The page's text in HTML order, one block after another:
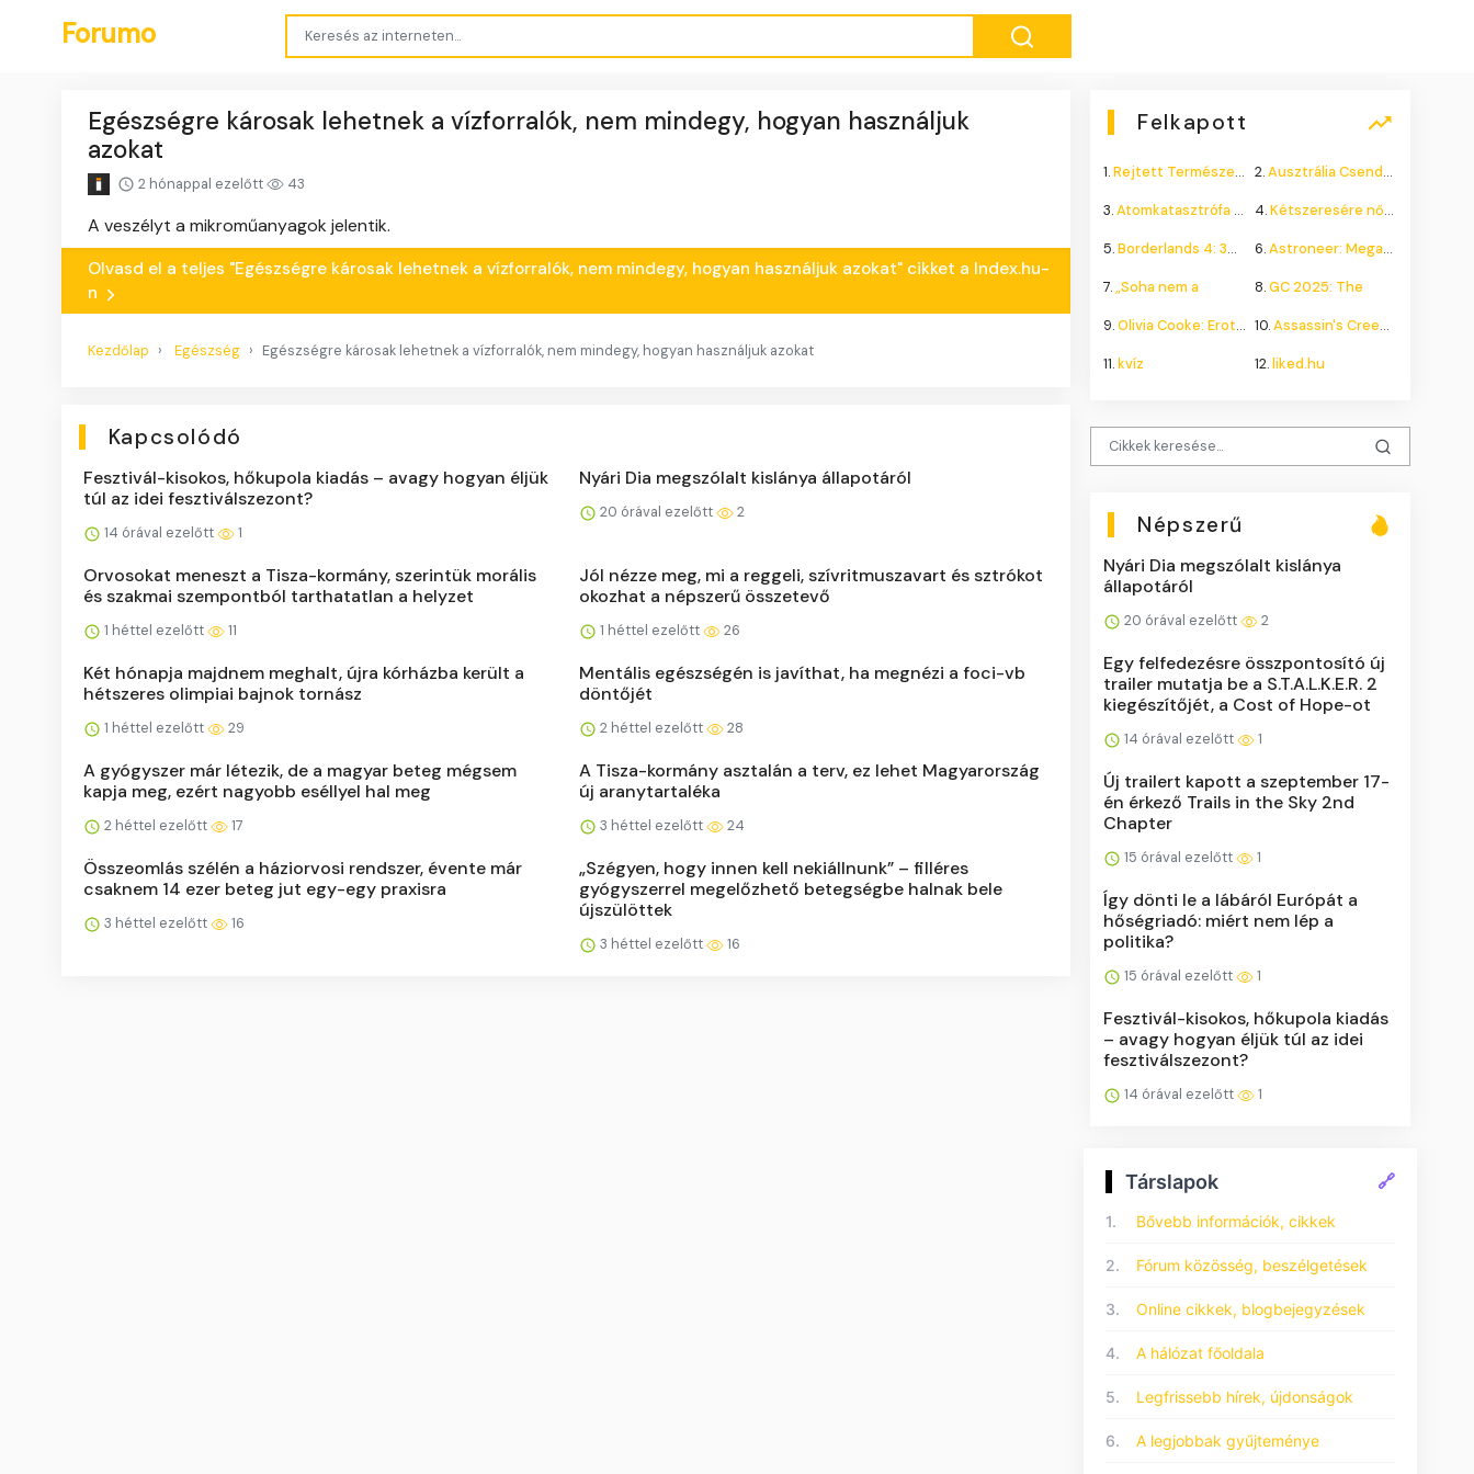
Forumo
Egészségre károsak lehetnek a vízforralók, nem mindegy, hogyan használjuk
azokat
2 hónappal ezelőtt 43
A veszélyt a mikroműanyagok jelentik.
Olvasd el a teljes "Egészségre károsak lehetnek a vízforralók, nem mindegy, hogyan használjuk azokat" cikket a Index.hu-
n
Kezdőlap Egészség Egészségre károsak lehetnek a vízforralók, nem mindegy, hogyan használjuk azokat
Kapcsolódó
Fesztivál-kisokos, hőkupola kiadás – avagy hogyan éljük
túl az idei fesztiválszezont?
14 órával ezelőtt 1
Nyári Dia megszólalt kislánya állapotáról
20 órával ezelőtt 2
Orvosokat meneszt a Tisza-kormány, szerintük morális
és szakmai szempontból tarthatatlan a helyzet
1 héttel ezelőtt 11
Jól nézze meg, mi a reggeli, szívritmuszavart és sztrókot
okozhat a népszerű összetevő
1 héttel ezelőtt 26
Két hónapja majdnem meghalt, újra kórházba került a
hétszeres olimpiai bajnok tornász
1 héttel ezelőtt 29
Mentális egészségén is javíthat, ha megnézi a foci-vb
döntőjét
2 héttel ezelőtt 28
A gyógyszer már létezik, de a magyar beteg mégsem
kapja meg, ezért nagyobb eséllyel hal meg
2 héttel ezelőtt 17
A Tisza-kormány asztalán a terv, ez lehet Magyarország
új aranytartaléka
3 héttel ezelőtt 24
Összeomlás szélén a háziorvosi rendszer, évente már
csaknem 14 ezer beteg jut egy-egy praxisra
3 héttel ezelőtt 16
„Szégyen, hogy innen kell nekiállnunk” – filléres
gyógyszerrel megelőzhető betegségbe halnak bele
újszülöttek
3 héttel ezelőtt 16
Felkapott
1.Rejtett Természeti Csoda 2.Ausztrália Csendes Összeomlása
3.Atomkatasztrófa 1985: A 4.Kétszeresére nőhet a
5.Borderlands 4: 300.000+ 6.Astroneer: Megatech DLC
7.„Soha nem a 8.GC 2025: The
9.Olivia Cooke: Erotikus 10.Assassin's Creed Shadows
11.kvíz 12.liked.hu
Népszerű
Nyári Dia megszólalt kislánya
állapotáról
20 órával ezelőtt 2
Egy felfedezésre összpontosító új
trailer mutatja be a S.T.A.L.K.E.R. 2
kiegészítőjét, a Cost of Hope-ot
14 órával ezelőtt 1
Új trailert kapott a szeptember 17-
én érkező Trails in the Sky 2nd
Chapter
15 órával ezelőtt 1
Így dönti le a lábáról Európát a
hőségriadó: miért nem lép a
politika?
15 órával ezelőtt 1
Fesztivál-kisokos, hőkupola kiadás
– avagy hogyan éljük túl az idei
fesztiválszezont?
14 órával ezelőtt 1
Társlapok 🔗
1. Bővebb információk, cikkek
2. Fórum közösség, beszélgetések
3. Online cikkek, blogbejegyzések
4. A hálózat főoldala
5. Legfrissebb hírek, újdonságok
6. A legjobbak gyűjteménye